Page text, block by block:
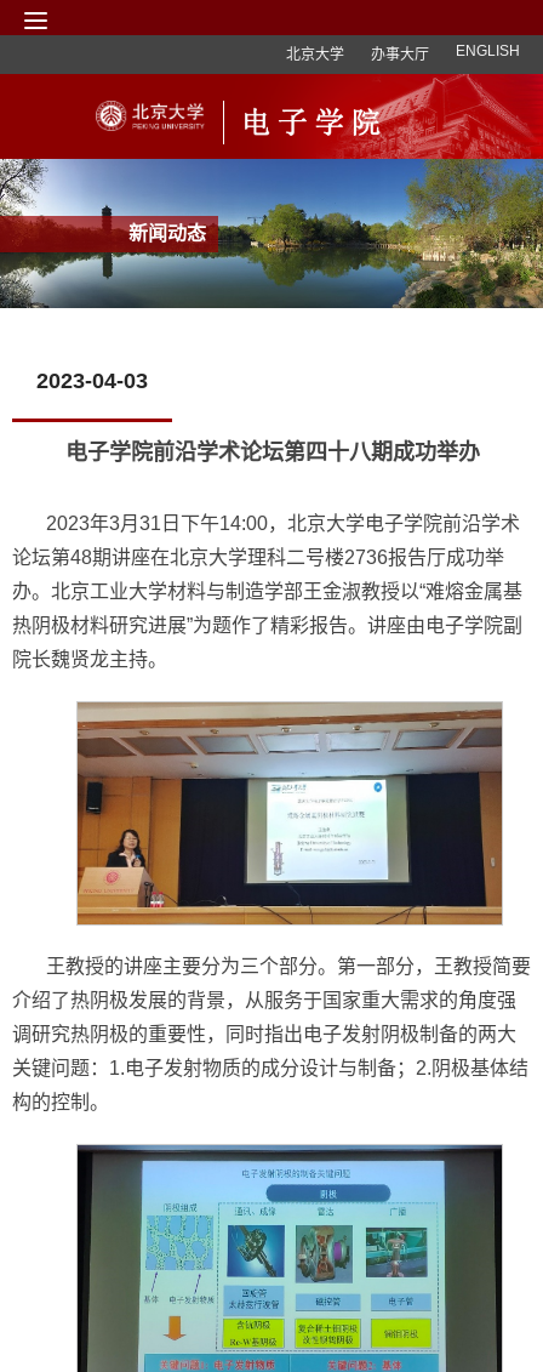
北京大学 办事大厅 ENGLISH
新闻动态
2023-04-03
电子学院前沿学术论坛第四十八期成功举办
2023年3月31日下午14:00，北京大学电子学院前沿学术
论坛第48期讲座在北京大学理科二号楼2736报告厅成功举
办。北京工业大学材料与制造学部王金淑教授以“难熔金属基
热阴极材料研究进展”为题作了精彩报告。讲座由电子学院副
院长魏贤龙主持。
王教授的讲座主要分为三个部分。第一部分，王教授简要
介绍了热阴极发展的背景，从服务于国家重大需求的角度强
调研究热阴极的重要性，同时指出电子发射阴极制备的两大
关键问题：1.电子发射物质的成分设计与制备；2.阴极基体结
构的控制。